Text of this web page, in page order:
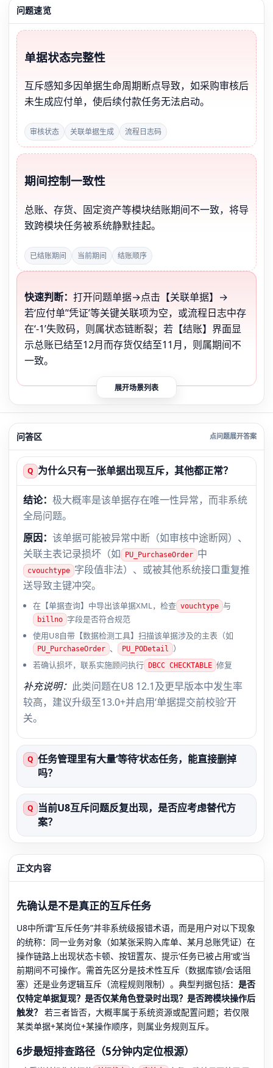
问题速览
单据状态完整性
互斥感知多因单据生命周期断点导致，如采购审核后
未生成应付单，使后续付款任务无法启动。
审核状态 关联单据生成 流程日志码
期间控制一致性
总账、存货、固定资产等模块结账期间不一致，将导
致跨模块任务被系统静默挂起。
已结账期间 当前期间 结账顺序
快速判断： 打开问题单据→点击【关联单据】→
若‘应付单’‘凭证’等关键关联项为空，或流程日志中存
在‘-1’失败码，则属状态链断裂；若【结账】界面显
示总账已结至12月而存货仅结至11月，则属期间不
一致。
展开场景列表
问答区
Q 为什么只有一张单据出现互斥，其他都正常？
结论： 极大概率是该单据存在唯一性异常，而非系统
全局问题。
原因： 该单据可能被异常中断（如审核中途断网）、
关联主表记录损坏（如
PU_PurchaseOrder 中
cvouchtype 字段值非法）、或被其他系统接口重复推
送导致主键冲突。
在【单据查询】中导出该单据XML，检查 vouchtype 与
billno 字段是否符合规范
使用U8自带【数据检测工具】扫描该单据涉及的主表（如
PU_PurchaseOrder 、 PU_PODetail
）
若确认损坏，联系实施顾问执行 DBCC CHECKTABLE 修复
补充说明： 此类问题在U8 12.1及更早版本中发生率
较高，建议升级至13.0+并启用‘单据提交前校验’开
关。
Q 任务管理里有大量‘等待’状态任务，能直接删掉
吗？
Q 当前U8互斥问题反复出现，是否应考虑替代方
案？
正文内容
先确认是不是真正的互斥任务
U8中所谓“互斥任务”并非系统级报错术语，而是用户对以下现象
的统称：同一业务对象（如某张采购入库单、某月总账凭证）在
操作链路上出现状态卡顿、按钮置灰、提示‘任务已被占用’或‘当
前期间不可操作’。需首先区分是技术性互斥（数据库锁/会话阻
塞）还是业务逻辑互斥（流程规则限制）。典型判据包括： 是否
仅特定单据复现？是否仅某角色登录时出现？是否跨模块操作后
触发？ 若三者皆否，大概率属于系统资源或配置问题；若仅限
某类单据+某岗位+某操作顺序，则属业务规则互斥。
6步最短排查路径（5分钟内定位根源）